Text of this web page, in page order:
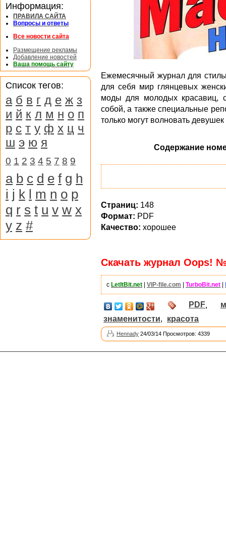
Ежемесячный журнал для
для себя мир глянцевых
моды для молодых красавиц,
собой, а также специальные
только могут волновать
Содержание
Страниц: 148
Формат: PDF
Качество: хорошее
Скачать журнал Oops!
с LetItBit.net | VIP-file.com | TurboBit.net |
PDF,
знаменитости, красота
Hennady 24/03/14 Просмотров: 4339
Информация:
ПРАВИЛА САЙТА
Вопросы и ответы
Все новости сайта
Размещение рекламы
Добавление новостей
Ваша помощь сайту
Список тегов:
а б в г д е ж з
и й к л м н о п
р с т у ф х ц ч
ш э ю я
0 1 2 3 4 5 7 8 9
a b c d e f g h
i j k l m n o p
q r s t u v w x
y z #